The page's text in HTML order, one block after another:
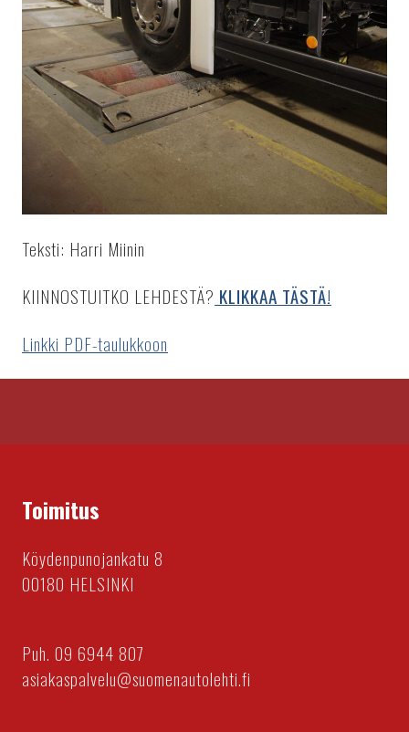
Teksti: Harri Miinin
KIINNOSTUITKO LEHDESTÄ? KLIKKAA TÄSTÄ!
Linkki PDF-taulukkoon
Toimitus
Köydenpunojankatu 8
00180 HELSINKI
Puh. 09 6944 807
asiakaspalvelu@suomenautolehti.fi